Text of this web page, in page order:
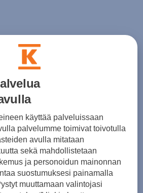
käyttää palveluissaan
palvelumme toimivat toivotulla
avulla mitataan
sekä mahdollistetaan
ja personoidun mainonnan
suostumuksesi painamalla
muuttamaan valintojasi